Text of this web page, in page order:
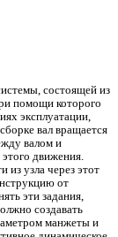
состоящей из
помощи которого
эксплуатации,
вал вращается
валом и
движения.
из узла через этот
от
эти задания,
создавать
манжеты и